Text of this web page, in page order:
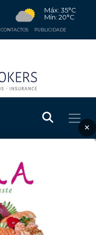
Máx: 35°C
Mín: 20°C
CONTACTOS PUBLICIDADE
×